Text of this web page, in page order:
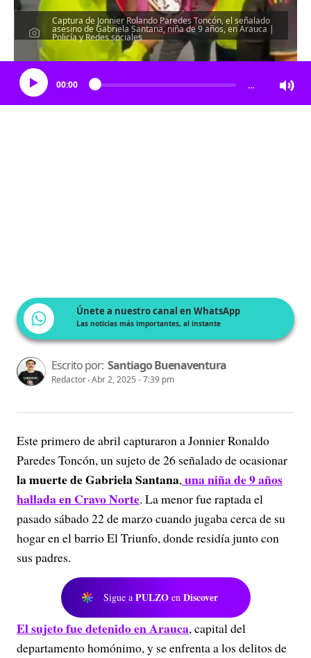
Captura de Jonnier Rolando Paredes Toncón, el señalado
asesino de Gabriela Santana, niña de 9 años, en Arauca |
Policía y Redes sociales
Escucha el artículo
00:00 …
Únete a nuestro canal en WhatsApp
Las noticias más importantes, al instante
Escrito por: Santiago Buenaventura
Redactor Abr 2, 2025 - 7:39 pm
Este primero de abril capturaron a Jonnier Ronaldo
Paredes Toncón, un sujeto de 26 señalado de ocasionar
la muerte de Gabriela Santana,una niña de 9 años
hallada en Cravo Norte. La menor fue raptada el
pasado sábado 22 de marzo cuando jugaba cerca de su
hogar en el barrio El Triunfo, donde residía junto con
sus padres.
Sigue a PULZO en Discover
El sujeto fue detenido en Arauca, capital del
departamento homónimo, y se enfrenta a los delitos de